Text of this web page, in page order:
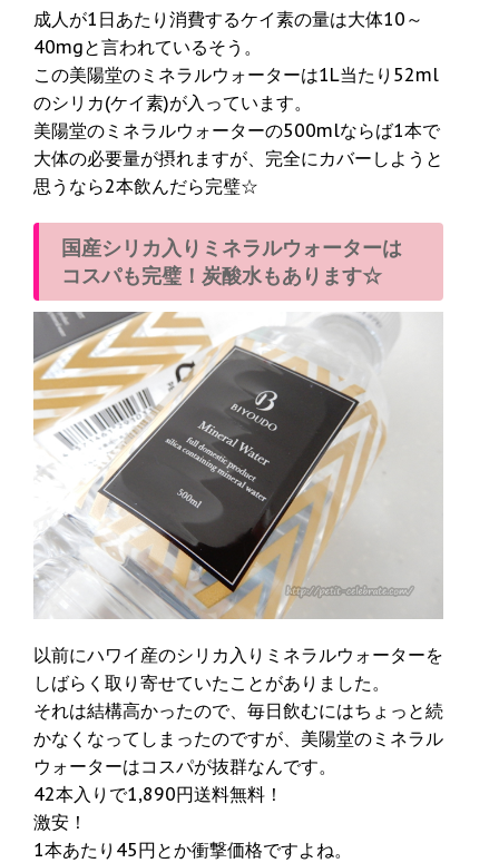
成人が1日あたり消費するケイ素の量は大体10～
40mgと言われているそう。
この美陽堂のミネラルウォーターは1L当たり52ml
のシリカ(ケイ素)が入っています。
美陽堂のミネラルウォーターの500mlならば1本で
大体の必要量が摂れますが、完全にカバーしようと
思うなら2本飲んだら完璧☆
国産シリカ入りミネラルウォーターは
コスパも完璧！炭酸水もあります☆
以前にハワイ産のシリカ入りミネラルウォーターを
しばらく取り寄せていたことがありました。
それは結構高かったので、毎日飲むにはちょっと続
かなくなってしまったのですが、美陽堂のミネラル
ウォーターはコスパが抜群なんです。
42本入りで1,890円送料無料！
激安！
1本あたり45円とか衝撃価格ですよね。